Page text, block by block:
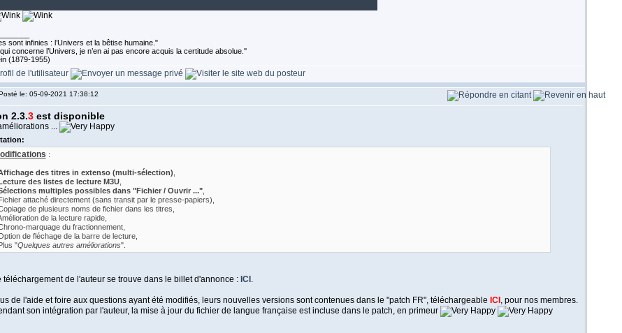
sont infinies : l’Univers et la bêtise humaine."
concerne l’Univers, je n’en ai pas encore acquis la certitude absolue.''
(1879-1955)
le: 05-09-2021 17:38:12
2.3.3est disponible
...
:
des titres in extenso (multi-sélection)
des listes de lecture M3U,
multiples possibles dans "Fichier / Ouvrir ...",
attaché directement (sans transit par le presse-papiers),
de plusieurs noms de fichier dans les titres,
de la lecture rapide,
marquage du fractionnement,
de fléchage de la barre de lecture,
"Quelques autres améliorations".
téléchargement de l'auteur se trouve dans le billet d'annonce : ICI .
de l'aide et foire aux questions ayant été modifiés, leurs nouvelles versions sont contenues dans le "patch FR", téléchargeable ICI , pour nos membres.
son intégration par l'auteur, la mise à jour du fichier de langue française est incluse dans le patch, en primeur